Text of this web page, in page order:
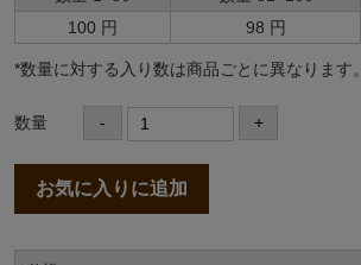
100 円
98 円
*数量に対する⼊り数は商品ごとに異なります。
数量 - +
お気に入りに追加